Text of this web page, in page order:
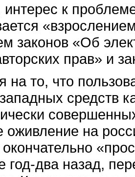
к
законов «Об
прав» и
на то, что
средств
оживление на
год-два назад,